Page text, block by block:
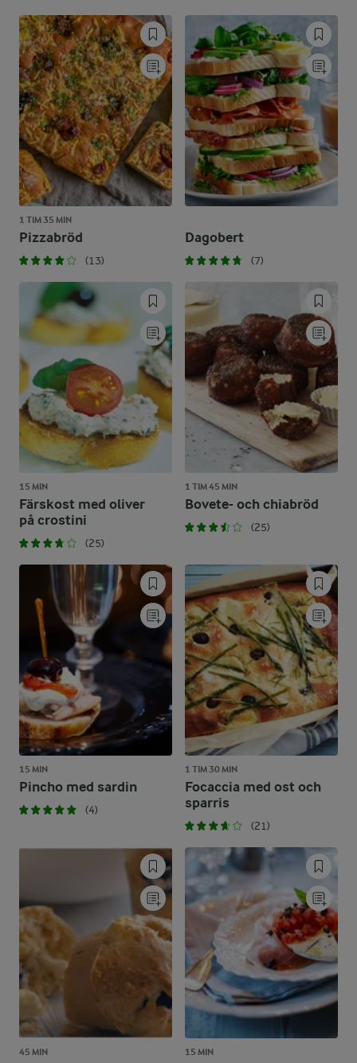
1 TIM 35 MIN
Pizzabröd
(13)
Dagobert
(7)
15 MIN
Färskost med oliver
på crostini
(25)
1 TIM 45 MIN
Bovete- och chiabröd
(25)
15 MIN
Pincho med sardin
(4)
1 TIM 30 MIN
Focaccia med ost och
sparris
(21)
45 MIN 15 MIN